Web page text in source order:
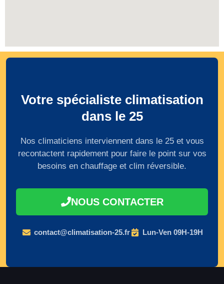
Votre spécialiste climatisation
dans le 25
Nos climaticiens interviennent dans le 25 et vous
recontactent rapidement pour faire le point sur vos
besoins en chauffage et clim réversible.
NOUS CONTACTER
contact@climatisation-25.fr Lun-Ven 09H-19H